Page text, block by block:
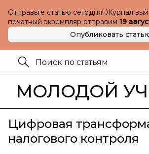
Отправьте статью сегодня! Журнал
печатный экземпляр отправим 19
Опубликовать
МОЛОДОЙ
Цифровая
налогового контроля